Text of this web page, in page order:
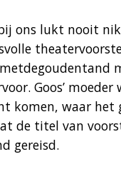
ons lukt nooit
Goos’
komen, waar het
de titel van
gereisd.